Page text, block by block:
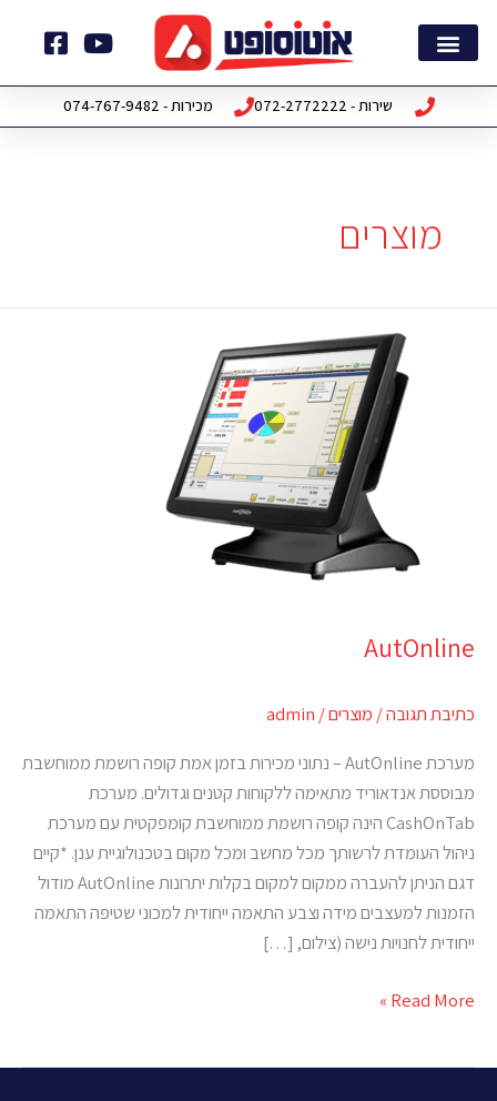
שירות - 072-2772222 מכירות - 074-767-9482
מוצרים
AutOnline
כתיבת תגובה/ מוצרים/
admin
מערכת AutOnline – נתוני מכירות בזמן אמת קופה רושמת ממוחשבת
מבוססת אנדאוריד מתאימה ללקוחות קטנים וגדולים. מערכת
CashOnTab הינה קופה רושמת ממוחשבת קומפקטית עם מערכת
ניהול העומדת לרשותך מכל מחשב ומכל מקום בטכנולוגיית ענן. *קיים
דגם הניתן להעברה ממקום למקום בקלות יתרונות AutOnline מודול
הזמנות למעצבים מידה וצבע התאמה ייחודית למכוני שטיפה התאמה
ייחודית לחנויות נישה (צילום, […]
Read More »